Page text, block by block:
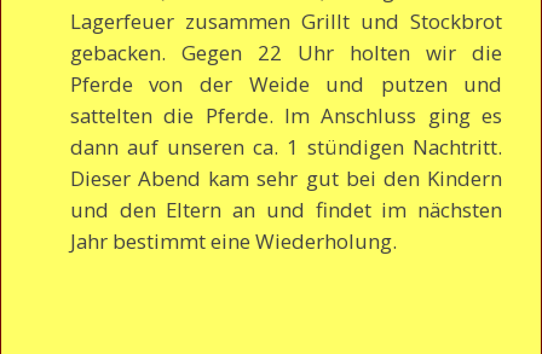
Lagerfeuer zusammen Grillt und Stockbrot
gebacken. Gegen 22 Uhr holten wir die
Pferde von der Weide und putzen und
sattelten die Pferde. Im Anschluss ging es
dann auf unseren ca. 1 stündigen Nachtritt.
Dieser Abend kam sehr gut bei den Kindern
und den Eltern an und findet im nächsten
Jahr bestimmt eine Wiederholung.